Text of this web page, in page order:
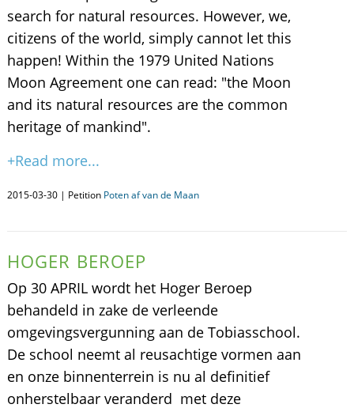
search for natural resources. However, we,
citizens of the world, simply cannot let this
happen! Within the 1979 United Nations
Moon Agreement one can read: "the Moon
and its natural resources are the common
heritage of mankind".
+Read more...
2015-03-30 | Petition Poten af van de Maan
HOGER BEROEP
Op 30 APRIL wordt het Hoger Beroep
behandeld in zake de verleende
omgevingsvergunning aan de Tobiasschool.
De school neemt al reusachtige vormen aan
en onze binnenterrein is nu al definitief
onherstelbaar veranderd met deze